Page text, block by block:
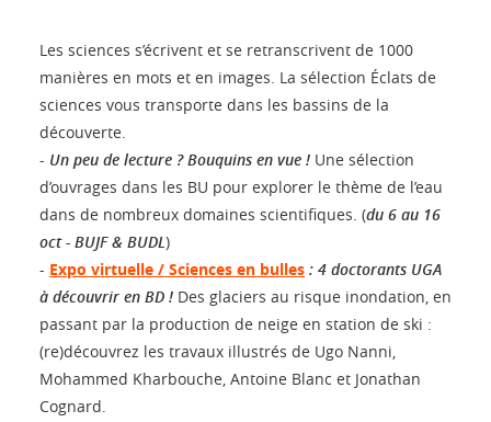
Les sciences s’écrivent et se retranscrivent de 1000
manières en mots et en images. La sélection Éclats de
sciences vous transporte dans les bassins de la
découverte.
- Un peu de lecture ? Bouquins en vue ! Une sélection
d’ouvrages dans les BU pour explorer le thème de l’eau
dans de nombreux domaines scientifiques. (du 6 au 16
oct - BUJF & BUDL)
- Expo virtuelle / Sciences en bulles : 4 doctorants UGA
à découvrir en BD ! Des glaciers au risque inondation, en
passant par la production de neige en station de ski :
(re)découvrez les travaux illustrés de Ugo Nanni,
Mohammed Kharbouche, Antoine Blanc et Jonathan
Cognard.